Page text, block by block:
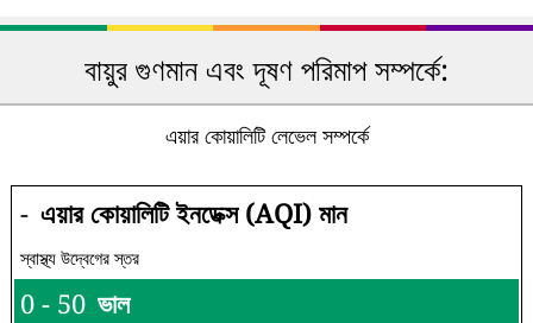
বায়ুর গুণমান এবং দূষণ পরিমাপ সম্পর্কে:
এয়ার কোয়ালিটি লেভেল সম্পর্কে
- এয়ার কোয়ালিটি ইনডেক্স (AQI) মান
স্বাস্থ্য উদ্বেগের স্তর
0 - 50 ভাল